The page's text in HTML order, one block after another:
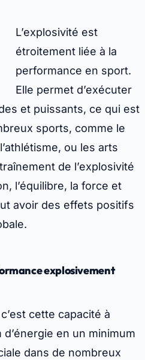
L’explosivité est
étroitement liée à la
performance en sport.
Elle permet d’exécuter
et puissants, ce qui est
sports, comme le
ou les arts
de l’explosivité
l’équilibre, la force et
avoir des effets positifs
explosivement
cette capacité à
en un minimum
dans de nombreux